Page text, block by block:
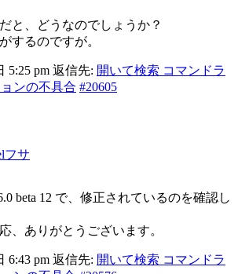
と、どうなのでしょうか？
するのですが。
5:25 pm 返信先: 開いて検索 コマンドラ
ンの不具合 #20605
フサ
beta 12 で、修正されているのを確認し
、ありがとうございます。
6:43 pm 返信先: 開いて検索 コマンドラ